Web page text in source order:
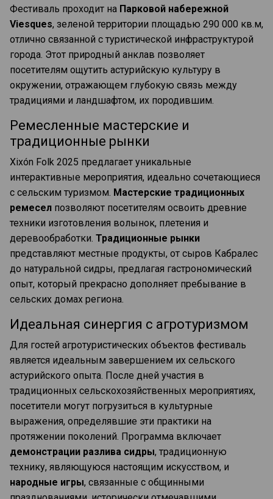
Фестиваль проходит на Парковой набережной
Viesques, зеленой территории площадью 290 000 кв.м,
отлично связанной с туристической инфраструктурой
города. Этот природный анклав позволяет
посетителям ощутить астурийскую культуру в
окружении, отражающем глубокую связь между
традициями и ландшафтом, их породившим.
Ремесленные мастерские и
традиционные рынки
Xixón Folk 2025 предлагает уникальные
интерактивные мероприятия, идеально сочетающиеся
с сельским туризмом. Мастерские традиционных
ремесел позволяют посетителям освоить древние
техники изготовления волынок, плетения и
деревообработки. Традиционные рынки
представляют местные продукты, от сыров Кабралес
до натуральной сидры, предлагая гастрономический
опыт, который прекрасно дополняет пребывание в
сельских домах региона.
Идеальная синергия с агротуризмом
Для гостей агротуристических объектов фестиваль
является идеальным завершением их сельского
астурийского опыта. После дней участия в
традиционных сельскохозяйственных мероприятиях,
посетители могут погрузиться в культурные
выражения, определявшие эти практики на
протяжении поколений. Программа включает
демонстрации разлива сидры, традиционную
технику, являющуюся настоящим искусством, и
народные игры, связанные с общинными